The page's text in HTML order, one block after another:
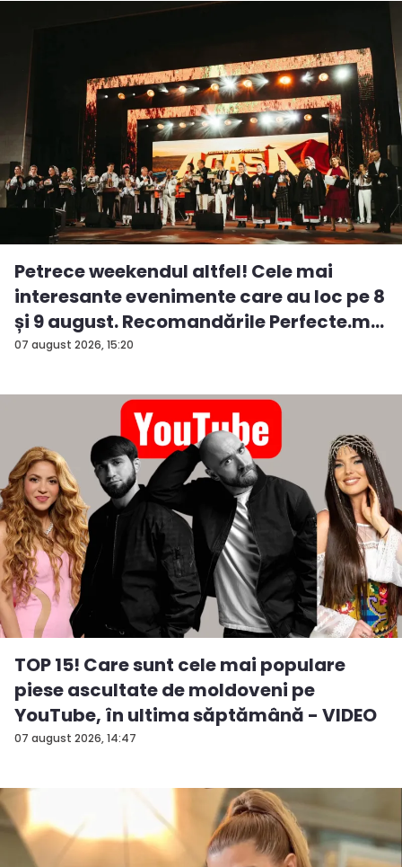
07 august 2026, 15:20
Petrece weekendul altfel! Cele mai
interesante evenimente care au loc pe 8
și 9 august. Recomandările Perfecte.m...
07 august 2026, 14:47
TOP 15! Care sunt cele mai populare
piese ascultate de moldoveni pe
YouTube, în ultima săptămână - VIDEO